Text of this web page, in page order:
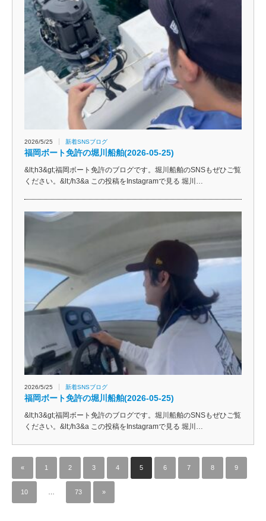
2026/5/25 新着SNSブログ
福岡ボート免許の堀川船舶(2026-05-25)
&lt;h3&gt;福岡ボート免許のブログです。堀川船舶のSNSもぜひご覧
ください。&lt;/h3&a この投稿をInstagramで見る 堀川…
2026/5/25 新着SNSブログ
福岡ボート免許の堀川船舶(2026-05-25)
&lt;h3&gt;福岡ボート免許のブログです。堀川船舶のSNSもぜひご覧
ください。&lt;/h3&a この投稿をInstagramで見る 堀川…
« 1 2 3 4 5 6 7 8 9
10 73 »